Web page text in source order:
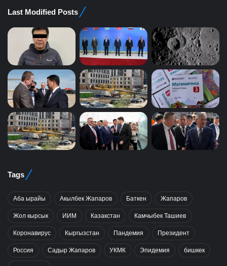
Last Modified Posts
Tags
Аба ырайы Акылбек Жапаров Баткен Жапаров
Жол кырсык ИИМ Казакстан Камчыбек Ташиев
Коронавирус Кыргызстан Пандемия Президент
Россия Садыр Жапаров УКМК Эпидемия бишкек